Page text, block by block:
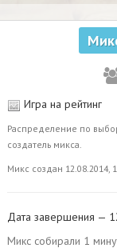
Игра на рейтинг
Распределение по
создатель микса.
Микс создан 12.08.2014,
Дата завершения —
Микс собирали 1